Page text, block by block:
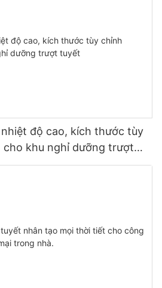
độ cao, kích thước tùy
cho khu nghỉ dưỡng trượt